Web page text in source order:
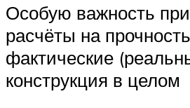
Особую важность
расчёты на
фактические
конструкция в целом